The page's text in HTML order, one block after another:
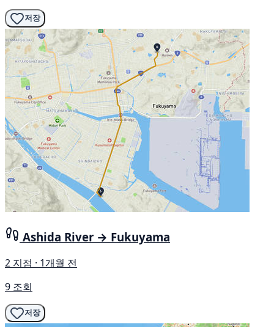
저장
Ashida River → Fukuyama
2 지점 · 1개월 전
9 조회
저장